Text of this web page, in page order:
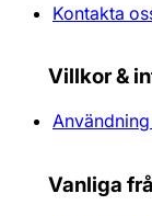
Kontakta
Villkor &
Vanliga